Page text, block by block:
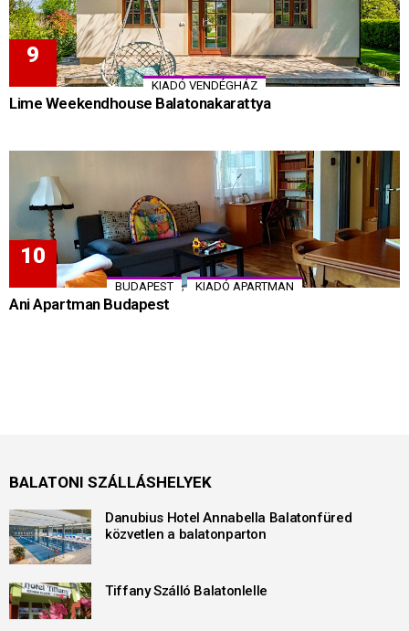
KIADÓ VENDÉGHÁZ
Lime Weekendhouse Balatonakarattya
BUDAPEST , KIADÓ APARTMAN
Ani Apartman Budapest
BALATONI SZÁLLÁSHELYEK
Danubius Hotel Annabella Balatonfüred
közvetlen a balatonparton
Tiffany Szálló Balatonlelle